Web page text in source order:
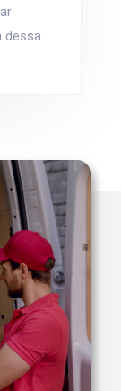
dessa